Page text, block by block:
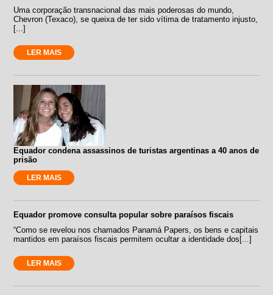
Uma corporação transnacional das mais poderosas do mundo,
Chevron (Texaco), se queixa de ter sido vítima de tratamento injusto,
[...]
LER MAIS
Equador condena assassinos de turistas argentinas a 40 anos de
prisão
LER MAIS
Equador promove consulta popular sobre paraísos fiscais
“Como se revelou nos chamados Panamá Papers, os bens e capitais
mantidos em paraísos fiscais permitem ocultar a identidade dos[...]
LER MAIS